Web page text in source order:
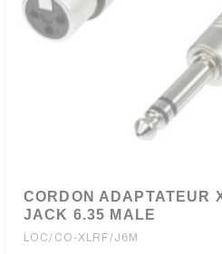
CORDON ADAPTATEUR
JACK 6.35 MALE
LOC/CO-XLRF/J6M